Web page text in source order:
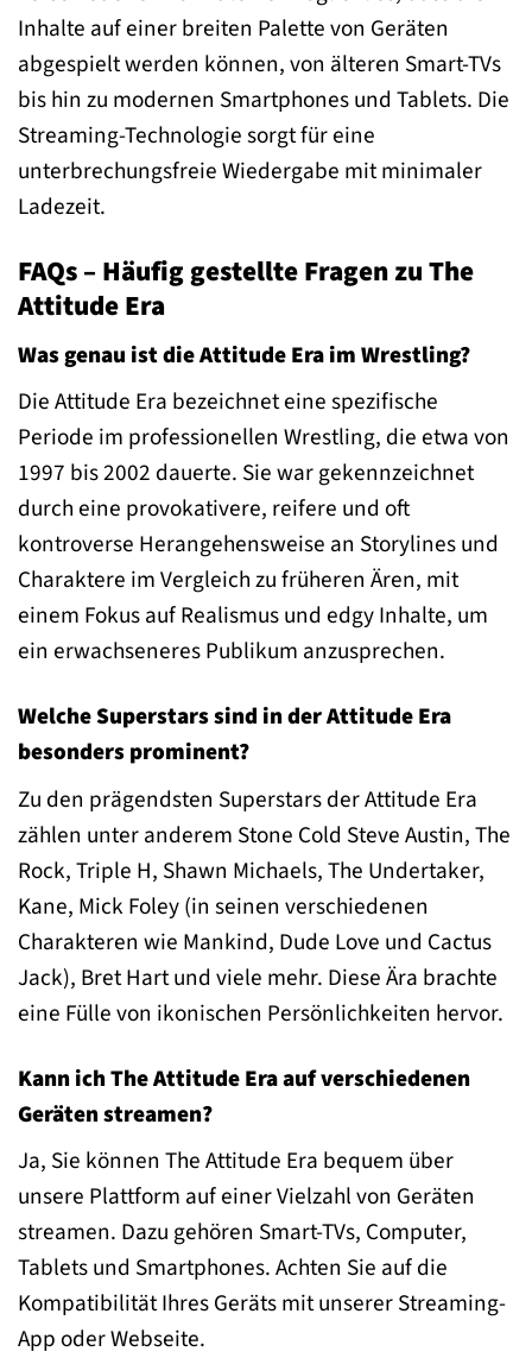
Inhalte auf einer breiten Palette von Geräten
abgespielt werden können, von älteren Smart-TVs
bis hin zu modernen Smartphones und Tablets. Die
Streaming-Technologie sorgt für eine
unterbrechungsfreie Wiedergabe mit minimaler
Ladezeit.
FAQs – Häufig gestellte Fragen zu The
Attitude Era
Was genau ist die Attitude Era im Wrestling?
Die Attitude Era bezeichnet eine spezifische
Periode im professionellen Wrestling, die etwa von
1997 bis 2002 dauerte. Sie war gekennzeichnet
durch eine provokativere, reifere und oft
kontroverse Herangehensweise an Storylines und
Charaktere im Vergleich zu früheren Ären, mit
einem Fokus auf Realismus und edgy Inhalte, um
ein erwachseneres Publikum anzusprechen.
Welche Superstars sind in der Attitude Era
besonders prominent?
Zu den prägendsten Superstars der Attitude Era
zählen unter anderem Stone Cold Steve Austin, The
Rock, Triple H, Shawn Michaels, The Undertaker,
Kane, Mick Foley (in seinen verschiedenen
Charakteren wie Mankind, Dude Love und Cactus
Jack), Bret Hart und viele mehr. Diese Ära brachte
eine Fülle von ikonischen Persönlichkeiten hervor.
Kann ich The Attitude Era auf verschiedenen
Geräten streamen?
Ja, Sie können The Attitude Era bequem über
unsere Plattform auf einer Vielzahl von Geräten
streamen. Dazu gehören Smart-TVs, Computer,
Tablets und Smartphones. Achten Sie auf die
Kompatibilität Ihres Geräts mit unserer Streaming-
App oder Webseite.